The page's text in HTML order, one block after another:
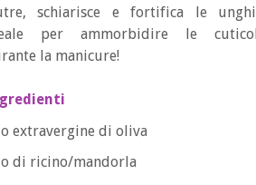
schiarisce e fortifica le
per ammorbidire le
la manicure!
extravergine di oliva
di ricino/mandorla